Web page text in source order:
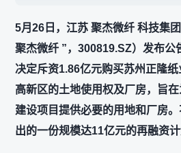
5月26日，江苏 聚杰微纤 科技集
聚杰微纤 ”，300819.SZ）发布公
决定斥资1.86亿元购买苏州正隆
高新区的土地使用权及厂房，旨
建设项目提供必要的用地和厂房
出的一份规模达11亿元的再融资